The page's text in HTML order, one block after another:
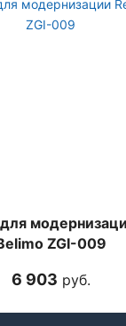
ZGI-009
6 903 руб.